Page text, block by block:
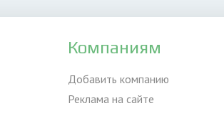
Компаниям
Добавить компанию
Реклама на сайте